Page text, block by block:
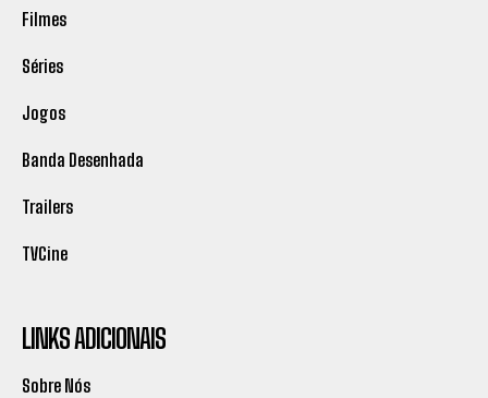
Filmes
Séries
Jogos
Banda Desenhada
Trailers
TVCine
LINKS ADICIONAIS
Sobre Nós